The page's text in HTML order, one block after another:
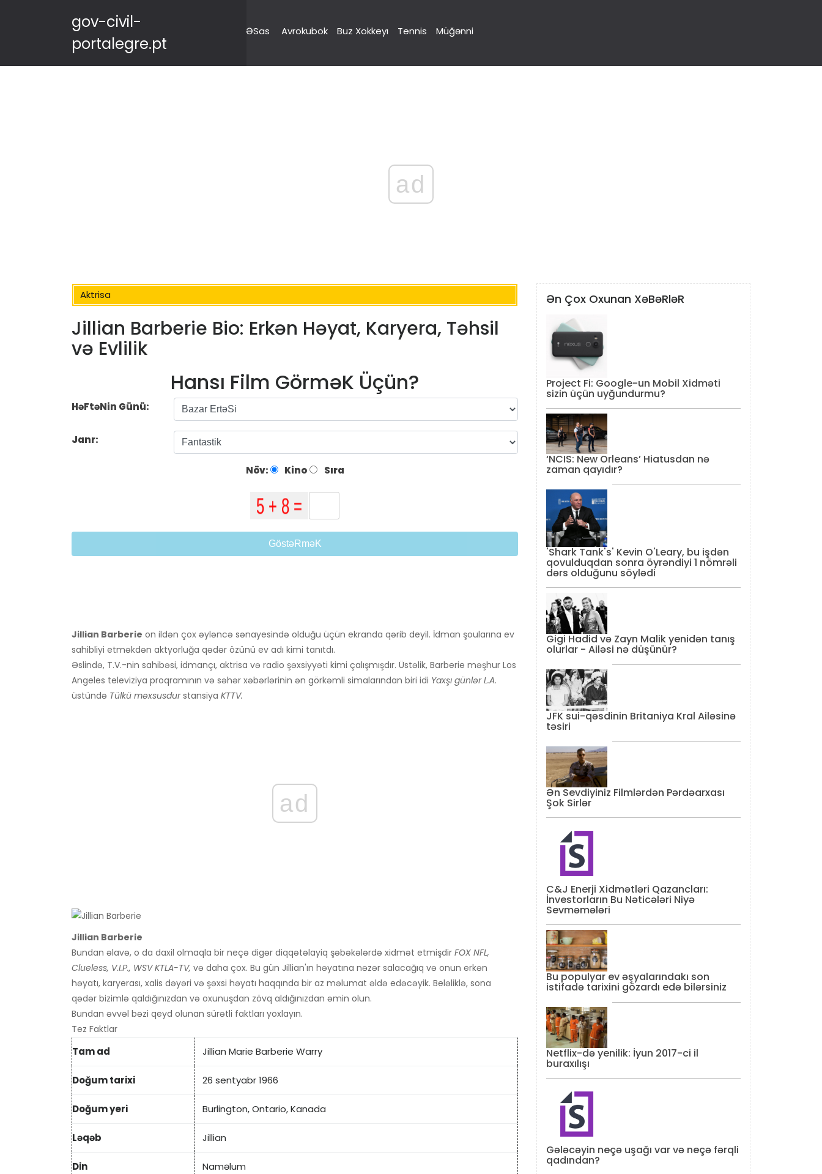
gov-civil-
portalegre.pt
ƏSas Avrokubok Buz Xokkeyı Tennis Müğənni
ad
Aktrisa
Jillian Barberie Bio: Erkən Həyat, Karyera, Təhsil
və Evlilik
Hansı Film GörməK Üçün?
HəFtəNin Günü:
Janr:
Növ: Kino Sıra
GöstəRməK
Jillian Barberie on ildən çox əyləncə sənayesində olduğu üçün ekranda qərib deyil. İdman şoularına ev
sahibliyi etməkdən aktyorluğa qədər özünü ev adı kimi tanıtdı.
Əslində, T.V.-nin sahibəsi, idmançı, aktrisa və radio şəxsiyyəti kimi çalışmışdır. Üstəlik, Barberie məşhur Los
Angeles televiziya proqramının və səhər xəbərlərinin ən görkəmli simalarından biri idi Yaxşı günlər L.A.
üstündə Tülkü məxsusdurstansiya KTTV.
ad
Jillian Barberie
Bundan əlavə, o da daxil olmaqla bir neçə digər diqqətəlayiq şəbəkələrdə xidmət etmişdir FOX NFL,
Clueless, V.I.P., WSV KTLA-TV, və daha çox. Bu gün Jillian'ın həyatına nəzər salacağıq və onun erkən
həyatı, karyerası, xalis dəyəri və şəxsi həyatı haqqında bir az məlumat əldə edəcəyik. Beləliklə, sona
qədər bizimlə qaldığınızdan və oxunuşdan zövq aldığınızdan əmin olun.
Bundan əvvəl bəzi qeyd olunan sürətli faktları yoxlayın.
Tez Faktlar
Tam ad Jillian Marie Barberie Warry
Doğum tarixi 26 sentyabr 1966
Doğum yeri Burlington, Ontario, Kanada
Ləqəb Jillian
Din Naməlum
Ən Çox Oxunan XəBəRləR
Project Fi: Google-un Mobil Xidməti
sizin üçün uyğundurmu?
‘NCIS: New Orleans’ Hiatusdan nə
zaman qayıdır?
'Shark Tank's' Kevin O'Leary, bu işdən
qovulduqdan sonra öyrəndiyi 1 nömrəli
dərs olduğunu söylədi
Gigi Hadid və Zayn Malik yenidən tanış
olurlar - Ailəsi nə düşünür?
JFK sui-qəsdinin Britaniya Kral Ailəsinə
təsiri
Ən Sevdiyiniz Filmlərdən Pərdəarxası
Şok Sirlər
C&J Enerji Xidmətləri Qazancları:
İnvestorların Bu Nəticələri Niyə
Sevməmələri
Bu populyar ev əşyalarındakı son
istifadə tarixini gözardı edə bilərsiniz
Netflix-də yenilik: İyun 2017-ci il
buraxılışı
Gələcəyin neçə uşağı var və neçə fərqli
qadından?